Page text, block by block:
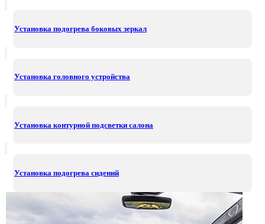
Установка подогрева боковых зеркал
Установка головного устройства
Установка контурной подсветки салона
Установка подогрева сидений